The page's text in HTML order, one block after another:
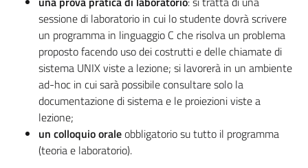
sessione di laboratorio in cui lo studente dovrà scrivere
un programma in linguaggio C che risolva un problema
proposto facendo uso dei costrutti e delle chiamate di
sistema UNIX viste a lezione; si lavorerà in un ambiente
ad-hoc in cui sarà possibile consultare solo la
documentazione di sistema e le proiezioni viste a
lezione;
un colloquio oraleobbligatorio su tutto il programma
(teoria e laboratorio).